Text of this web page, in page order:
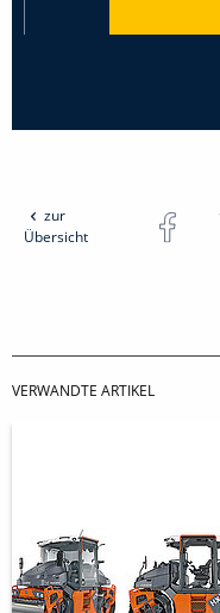
zur
Übersicht
VERWANDTE ARTIKEL